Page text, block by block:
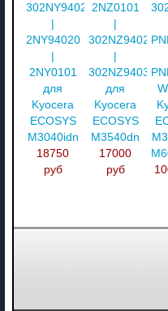
302NY94020
2NY94020
2NY0101
для
Kyocera
ECOSYS
M3040idn
18750
руб
2NZ0101
302NZ94020
302NZ94030
для
Kyocera
ECOSYS
M3540dn
17000
руб